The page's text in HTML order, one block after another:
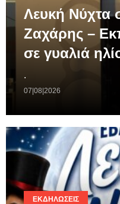
Λευκή Νύχτα
Ζαχάρης –
σε γυαλιά
.
07|08|2026
ΕΚΔΗΛΏΣΕΙΣ